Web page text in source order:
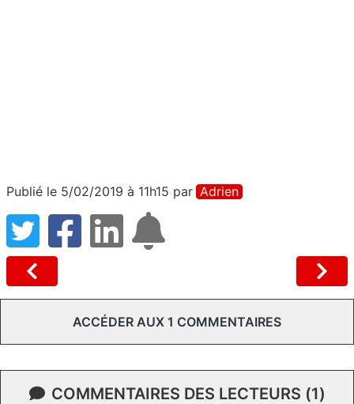
Publié le 5/02/2019 à 11h15 par Adrien
ACCÉDER AUX 1 COMMENTAIRES
COMMENTAIRES DES LECTEURS (1)